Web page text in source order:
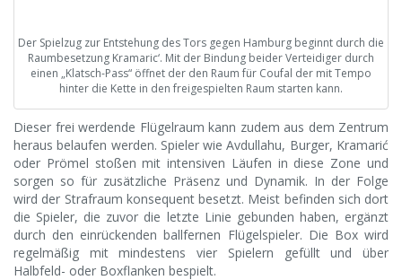
Der Spielzug zur Entstehung des Tors gegen Hamburg beginnt durch die
Raumbesetzung Kramaric‘. Mit der Bindung beider Verteidiger durch
einen „Klatsch-Pass“ öffnet der den Raum für Coufal der mit Tempo
hinter die Kette in den freigespielten Raum starten kann.
Dieser frei werdende Flügelraum kann zudem aus dem Zentrum
heraus belaufen werden. Spieler wie Avdullahu, Burger, Kramarić
oder Prömel stoßen mit intensiven Läufen in diese Zone und
sorgen so für zusätzliche Präsenz und Dynamik. In der Folge
wird der Strafraum konsequent besetzt. Meist befinden sich dort
die Spieler, die zuvor die letzte Linie gebunden haben, ergänzt
durch den einrückenden ballfernen Flügelspieler. Die Box wird
regelmäßig mit mindestens vier Spielern gefüllt und über
Halbfeld- oder Boxflanken bespielt.